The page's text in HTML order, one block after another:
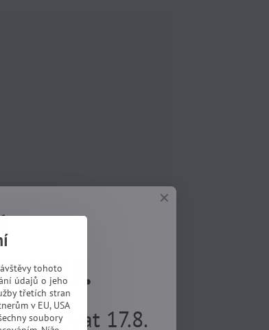
tohoto
údajů o jeho
třetích stran
v EU, USA
soubory
vyřizovat 17.8.